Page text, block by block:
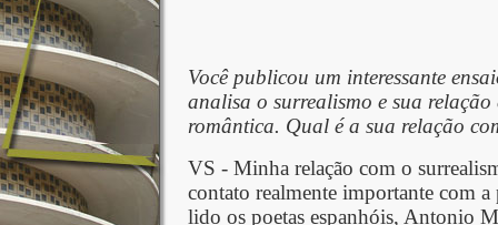
Você publicou um interessante
analisa o surrealismo e sua
romântica. Qual é a sua relação
VS - Minha relação com o
contato realmente importante com
lido os poetas espanhóis, Antonio